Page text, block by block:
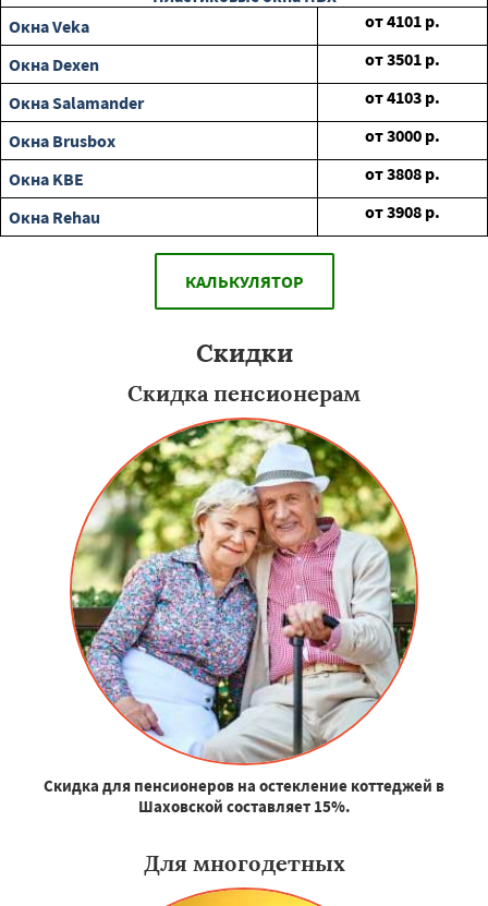
Окна Veka
от4101 р.
Окна Dexen
от3501 р.
Окна Salamander
от4103 р.
Окна Brusbox
от3000 р.
Окна KBE
от3808 р.
Окна Rehau
от3908 р.
КАЛЬКУЛЯТОР
Скидки
Скидка пенсионерам
Скидка для пенсионеров на остекление коттеджей в
Шаховской составляет 15%.
Для многодетных